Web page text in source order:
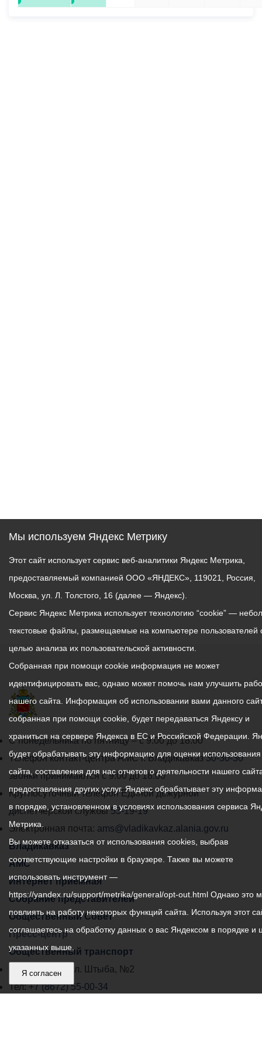
График
работы
администрации
местного
самоуправления
города
Владикавказ:
С понедельника по пятницу – с 9.00 до 18.00
Телефон контакт-центра АМС г. Владикавказ30-30-30
звонки принимаются с 9:00 до 18:00
Круглосуточный телефон Единой дежурной
диспетчерской службы53-19-19
Электронная почта: ams@vladikavkaz.alania.gov.ru
Владикавказ
АМС
Интернет приемная
Собрание представителей
Общественный Совет
Пресс-центр
Общественный транспорт
Владикавказ, пл. Штыба, №2
Тел:+7 (8672) 55-00-34
Мы используем Яндекс Метрику
Этот сайт использует сервис веб-аналитики Яндекс Метрика,
предоставляемый компанией ООО «ЯНДЕКС», 119021, Россия,
Москва, ул. Л. Толстого, 16 (далее — Яндекс).
Сервис Яндекс Метрика использует технологию “cookie” —
текстовые файлы, размещаемые на компьютере пользователей
целью анализа их пользовательской активности.
Собранная при помощи cookie информация не может
идентифицировать вас, однако может помочь нам улучшить
нашего сайта. Информация об использовании вами данного
собранная при помощи cookie, будет передаваться Яндексу и
храниться на сервере Яндекса в ЕС и Российской Федерации.
будет обрабатывать эту информацию для оценки
сайта, составления для нас отчетов о деятельности нашего
предоставления других услуг. Яндекс обрабатывает эту
в порядке, установленном в условиях использования сервиса
Метрика.
Вы можете отказаться от использования cookies, выбрав
соответствующие настройки в браузере. Также вы можете
использовать инструмент —
https://yandex.ru/support/metrika/general/opt-out.html Однако это
повлиять на работу некоторых функций сайта. Используя этот
соглашаетесь на обработку данных о вас Яндексом в порядке и
указанных выше.
Я согласен